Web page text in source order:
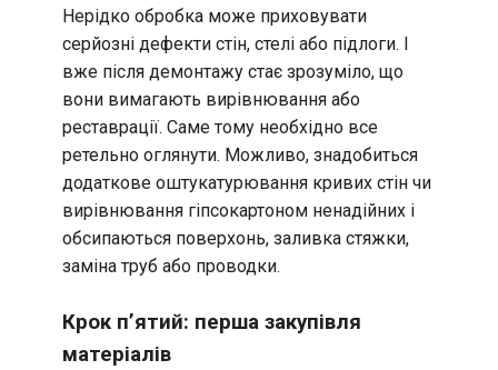
Нерідко обробка може приховувати
серйозні дефекти стін, стелі або підлоги. І
вже після демонтажу стає зрозуміло, що
вони вимагають вирівнювання або
реставрації. Саме тому необхідно все
ретельно оглянути. Можливо, знадобиться
додаткове оштукатурювання кривих стін чи
вирівнювання гіпсокартоном ненадійних і
обсипаються поверхонь, заливка стяжки,
заміна труб або проводки.
Крок п’ятий: перша закупівля
матеріалів